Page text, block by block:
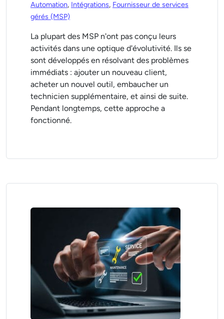
Automation, Intégrations, Fournisseur de services
gérés (MSP)
La plupart des MSP n'ont pas conçu leurs
activités dans une optique d'évolutivité. Ils se
sont développés en résolvant des problèmes
immédiats : ajouter un nouveau client,
acheter un nouvel outil, embaucher un
technicien supplémentaire, et ainsi de suite.
Pendant longtemps, cette approche a
fonctionné.